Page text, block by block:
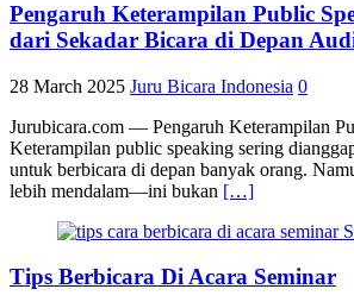
Pengaruh Keterampilan Public
dari Sekadar Bicara di Depan
28 March 2025 Juru Bicara Indonesia 0
Jurubicara.com — Pengaruh Keterampilan
Keterampilan public speaking sering
untuk berbicara di depan banyak orang.
lebih mendalam—ini bukan […]
Tips Berbicara Di Acara Seminar